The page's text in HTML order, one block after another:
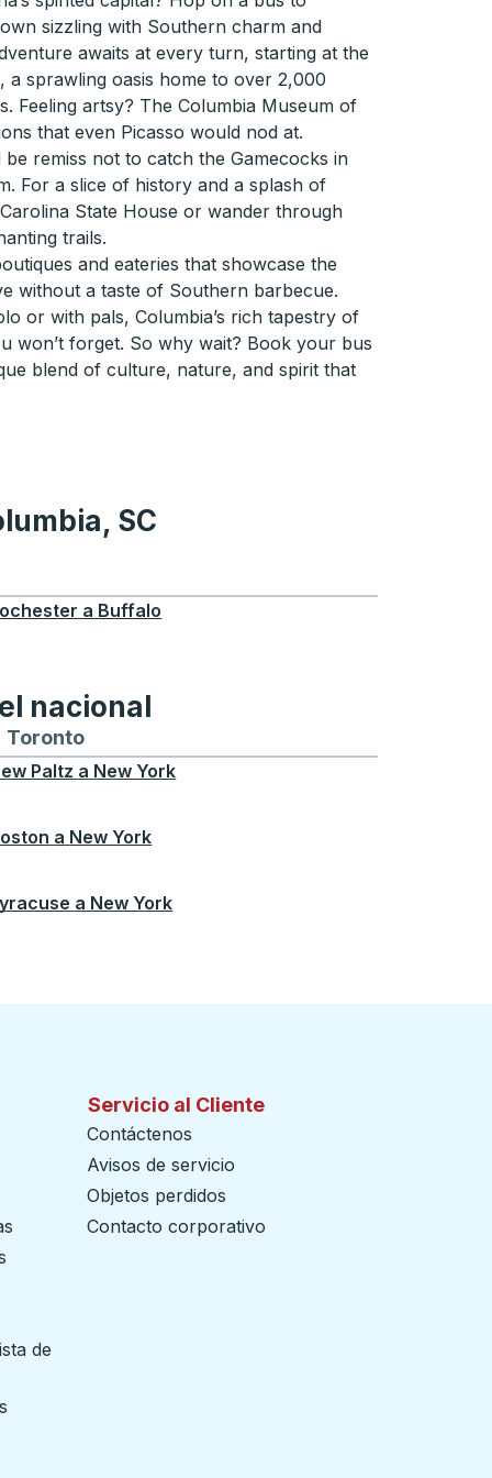
sizzling with Southern charm and
awaits at every turn, starting at the
a sprawling oasis home to over 2,000
Feeling artsy? The Columbia Museum of
that even Picasso would nod at.
remiss not to catch the Gamecocks in
For a slice of history and a splash of
State House or wander through
trails.
and eateries that showcase the
without a taste of Southern barbecue.
or with pals, Columbia’s rich tapestry of
won’t forget. So why wait? Book your bus
blend of culture, nature, and spirit that
SC
a Buffalo
nacional
y desde Chicago
hacia y desde Seattle
de autobuses hacia y desde Boston
TorontoRutas de autobuses hacia y desde
Paltz a New York
a New York
a New York
de
Servicio al Cliente
Contáctenos
Avisos de servicio
Objetos perdidos
Contacto corporativo